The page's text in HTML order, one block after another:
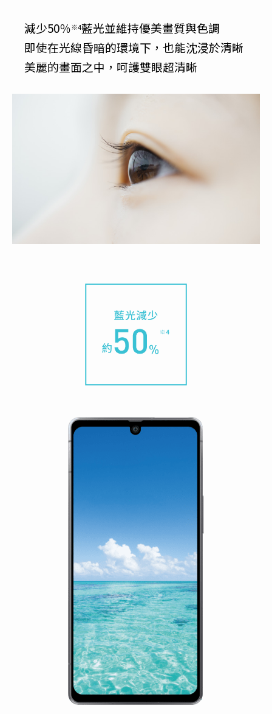
減少50％※4藍光並維持優美畫質與色調
即使在光線昏暗的環境下，也能沈浸於清晰
美麗的畫面之中，呵護雙眼超清晰